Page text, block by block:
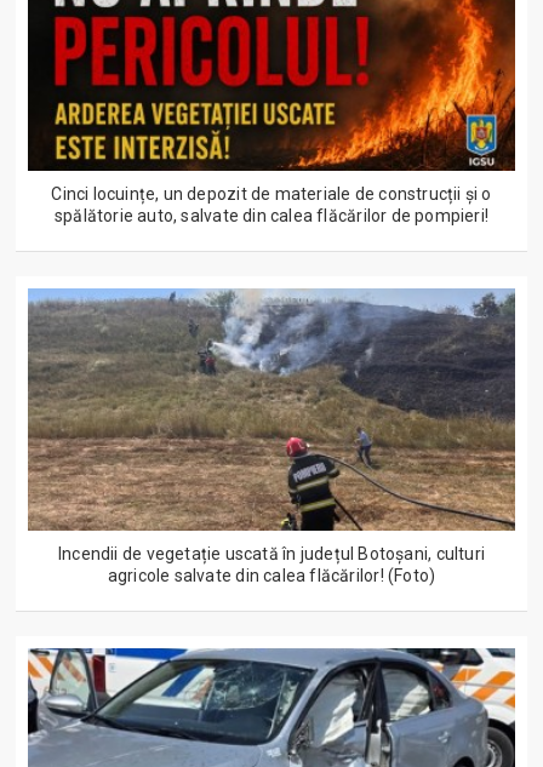
Cinci locuințe, un depozit de materiale de construcții și o
spălătorie auto, salvate din calea flăcărilor de pompieri!
Incendii de vegetație uscată în județul Botoșani, culturi
agricole salvate din calea flăcărilor! (Foto)